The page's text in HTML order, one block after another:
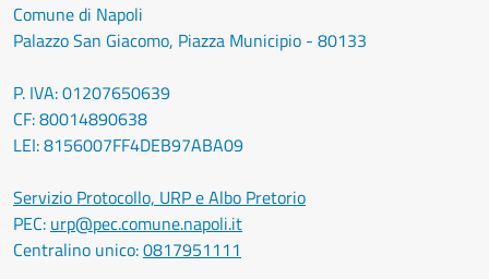
Comune di Napoli
Palazzo San Giacomo, Piazza Municipio - 80133
P. IVA: 01207650639
CF: 80014890638
LEI: 8156007FF4DEB97ABA09
Servizio Protocollo, URP e Albo Pretorio
PEC: urp@pec.comune.napoli.it
Centralino unico:0817951111